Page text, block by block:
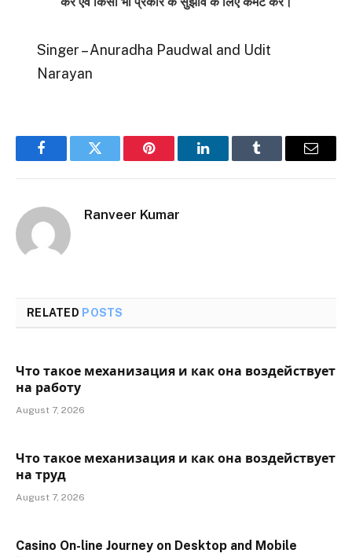
Singer – Anuradha Paudwal and Udit
Narayan
FacebookTwitter Pinterest LinkedInTumblr Email
Ranveer Kumar
RELATED POSTS
Что такое механизация и как она воздействует
на работу
August 7, 2026
Что такое механизация и как она воздействует
на труд
August 7, 2026
Casino On-line Journey on Desktop and Mobile